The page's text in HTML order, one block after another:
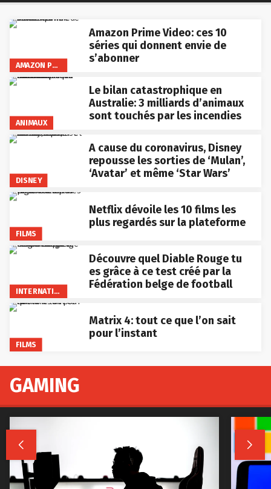
AMAZON PRIME VIDEO
Amazon Prime Video: ces 10
séries qui donnent envie de
s’abonner
ANIMAUX
Le bilan catastrophique en
Australie: 3 milliards d’animaux
sont touchés par les incendies
DISNEY
A cause du coronavirus, Disney
repousse les sorties de ‘Mulan’,
‘Avatar’ et même ‘Star Wars’
FILMS
Netflix dévoile les 10 films les
plus regardés sur la plateforme
INTERNATIONAL
Découvre quel Diable Rouge tu
es grâce à ce test créé par la
Fédération belge de football
FILMS
Matrix 4: tout ce que l’on sait
pour l’instant
GAMING
 